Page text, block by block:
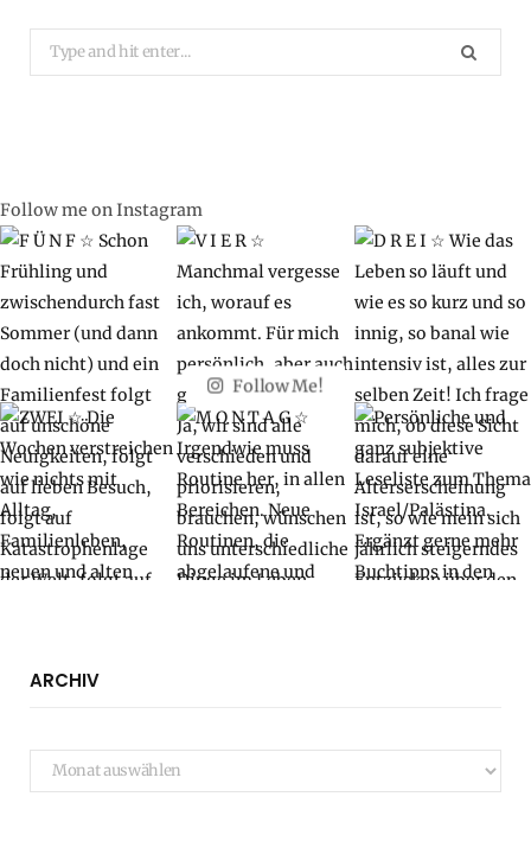
Search
for:
Follow me on Instagram
Follow Me!
ARCHIV
Archiv